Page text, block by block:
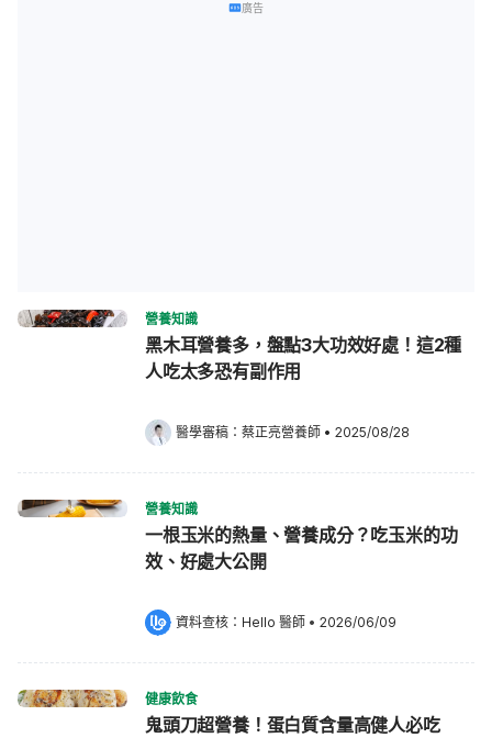
廣告
營養知識
黑木耳營養多，盤點3大功效好處！這2種
人吃太多恐有副作用
醫學審稿： 蔡正亮營養師 • 2025/08/28
營養知識
一根玉米的熱量、營養成分？吃玉米的功
效、好處大公開
資料查核： Hello 醫師 • 2026/06/09
健康飲食
鬼頭刀超營養！蛋白質含量高健人必吃